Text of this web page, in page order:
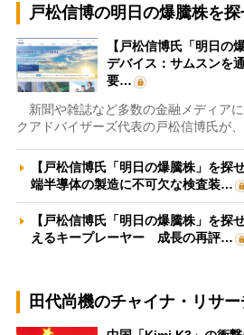
戸松信博の明日の爆騰株を探
【戸松信博氏「明日の
デバイス：サムスンを
要…
新聞や雑誌など多数の金融メディア
クアドバイザーズ代表の戸松信博氏が
【戸松信博氏「明日の爆騰株」を探
端半導体の製造に不可欠な検査装…
【戸松信博氏「明日の爆騰株」を探
えるキープレーヤー 成長の再評…
田代尚機のチャイナ・リサー